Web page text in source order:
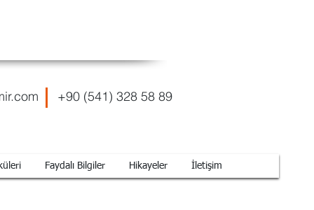
+90 (541) 328 58 89
Faydalı Bilgiler Hikayeler İletişim